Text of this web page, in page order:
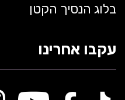
בלוג הנסיך הקטן
עקבו אחרינו